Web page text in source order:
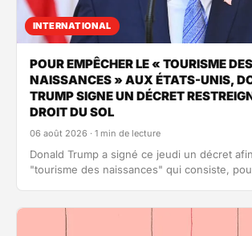
INTERNATIONAL
POUR EMPÊCHER LE « TOURISME DES
NAISSANCES » AUX ÉTATS-UNIS,
TRUMP SIGNE UN DÉCRET
DROIT DU SOL
06 août 2026 · 1 min de lecture
Donald Trump a signé ce jeudi un décret
"tourisme des naissances" qui consiste,